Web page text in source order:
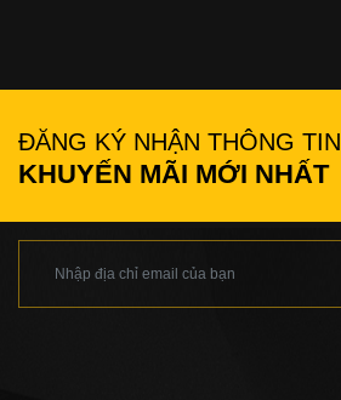
ĐĂNG KÝ NHẬN THÔNG TIN
KHUYẾN MÃI MỚI NHẤT